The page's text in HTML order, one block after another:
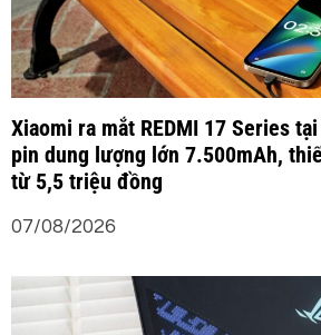
Xiaomi ra mắt REDMI 17 Series
pin dung lượng lớn 7.500mAh,
từ 5,5 triệu đồng
07/08/2026